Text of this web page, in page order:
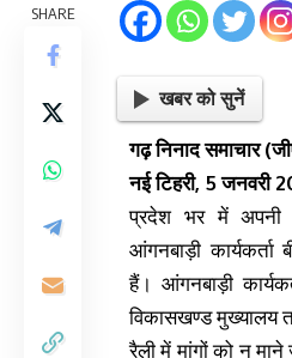
SHARE
खबर को सुनें
गढ़ निनाद समाचार
नई टिहरी, 5 जनवरी
प्रदेश भर में अपनी
आंगनबाड़ी
हैं। आंगनबाड़ी
विकासखण्ड मुख्यालय
रैली में मांगों को न